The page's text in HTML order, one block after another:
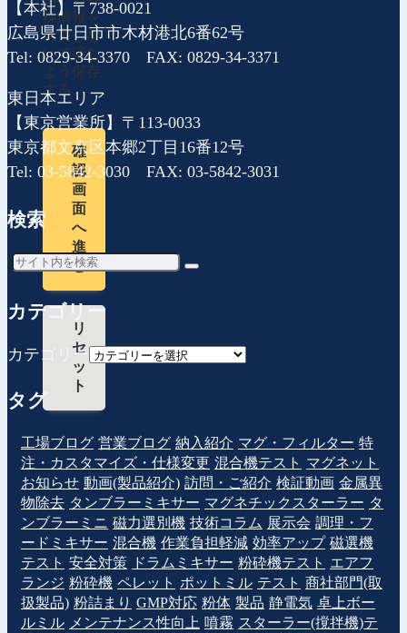
様情報を
入力しな
いで済む
よう保存
する。
確
認
画
面
へ
進
む
リ
セ
ッ
ト
【本社】〒738-0021
広島県廿日市市木材港北6番62号
Tel: 0829-34-3370 FAX: 0829-34-3371
東日本エリア
【東京営業所】〒113-0033
東京都文京区本郷2丁目16番12号
Tel: 03-5842-3030 FAX: 03-5842-3031
検索
カテゴリー
カテゴリー
タグ
工場ブログ 営業ブログ 納入紹介 マグ・フィルター 特
注・カスタマイズ・仕様変更 混合機テスト マグネット
お知らせ 動画(製品紹介) 訪問・ご紹介 検証動画 金属異
物除去 タンブラーミキサー マグネチックスターラー タ
ンブラーミニ 磁力選別機 技術コラム 展示会 調理・フ
ードミキサー 混合機 作業負担軽減 効率アップ 磁選機
テスト 安全対策 ドラムミキサー 粉砕機テスト エアフ
ランジ 粉砕機 ペレット ポットミル テスト 商社部門(取
扱製品) 粉詰まり GMP対応 粉体 製品 静電気 卓上ボー
ルミル メンテナンス性向上 噴霧 スターラー(撹拌機)テ